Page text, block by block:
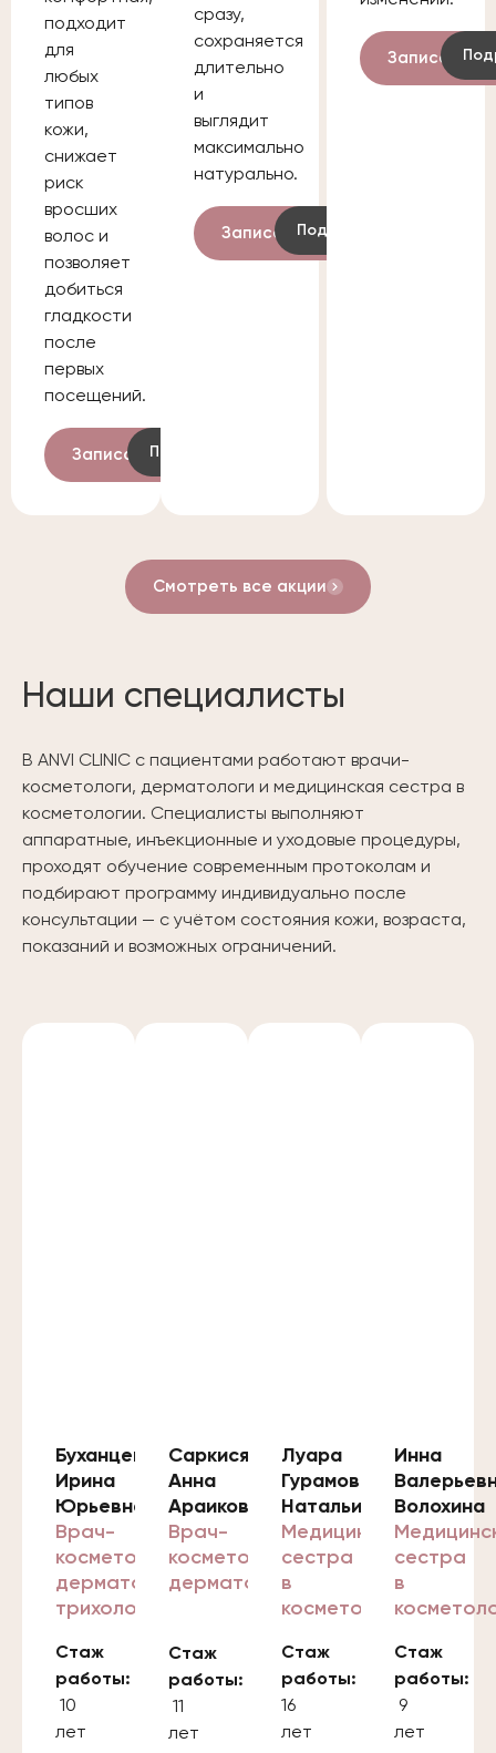
подходит
для
любых
типов
кожи,
снижает
риск
вросших
волос и
позволяет
добиться
гладкости
после
первых
посещений.
ЗаписатьсяПодробнее
сразу,
сохраняется
длительно
и
выглядит
максимально
натурально.
ЗаписатьсяПодробнее
Записаться
Смотреть все акции
Наши специалисты
В ANVI CLINIC с пациентами работают врачи-
косметологи, дерматологи и медицинская сестра в
косметологии. Специалисты выполняют
аппаратные, инъекционные и уходовые процедуры,
проходят обучение современным протоколам и
подбирают программу индивидуально после
консультации — с учётом состояния кожи, возраста,
показаний и возможных ограничений.
Буханцева
Ирина
Юрьевна
Врач-
косметолог,
дерматолог ,
трихолог
Стаж
работы:
10
лет
Саркисян
Анна
Араиковна
Врач-
косметолог,
дерматолог
Стаж
работы:
11
лет
Луара
Гурамовна
Натальина
Медицинская
сестра
в
косметологии
Стаж
работы:
16
лет
Инна
Волохина
сестра
в
Стаж
работы:
9
лет